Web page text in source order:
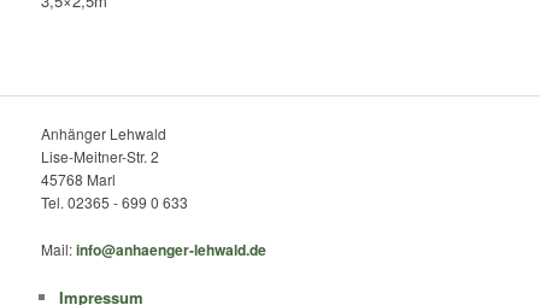
Anhänger Lehwald
Lise-Meitner-Str. 2
45768 Marl
Tel. 02365 - 699 0 633
Mail:info@anhaenger-lehwald.de
Impressum